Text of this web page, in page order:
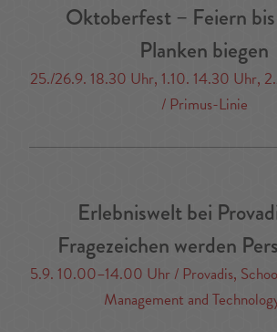
Oktoberfest – Feiern
Planken biegen
25./26.9. 18.30 Uhr, 1.10. 14.30 Uhr,
/ Primus-Linie
Erlebniswelt bei
Fragezeichen werden
5.9. 10.00–14.00 Uhr / Provadis,
Management and